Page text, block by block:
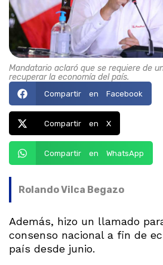
Mandatario aclaró que se requiere de
recuperar la economía del país.
Compartir en Facebook
Compartir en X
Compartir en WhatsApp
Rolando Vilca Begazo
Además, hizo un llamado
consenso nacional a fin de
país desde junio.